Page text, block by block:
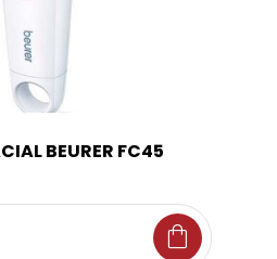
BEURER FC45
shopping_bag